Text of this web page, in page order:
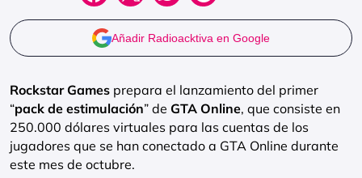
Añadir Radioacktiva en Google
Rockstar Games prepara el lanzamiento del primer
“pack de estimulación” de GTA Online, que consiste en
250.000 dólares virtuales para las cuentas de los
jugadores que se han conectado a GTA Online durante
este mes de octubre.